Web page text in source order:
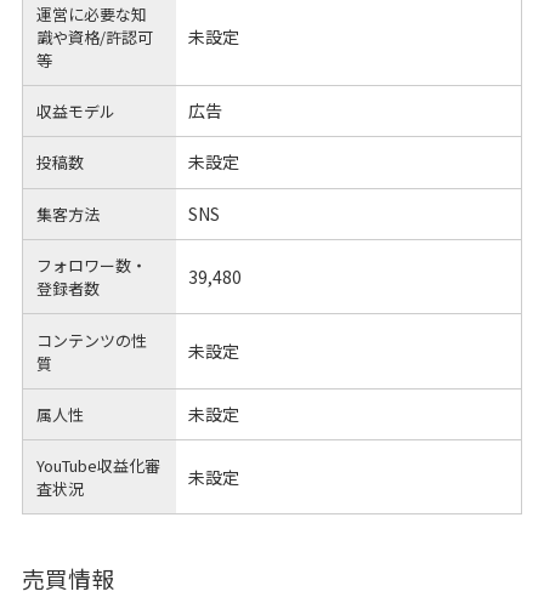
運営に必要な知
識や資格/許認可
等
未設定
収益モデル 広告
投稿数 未設定
集客方法 SNS
フォロワー数・
登録者数
39,480
コンテンツの性
質
未設定
属人性 未設定
YouTube収益化審
査状況
未設定
売買情報